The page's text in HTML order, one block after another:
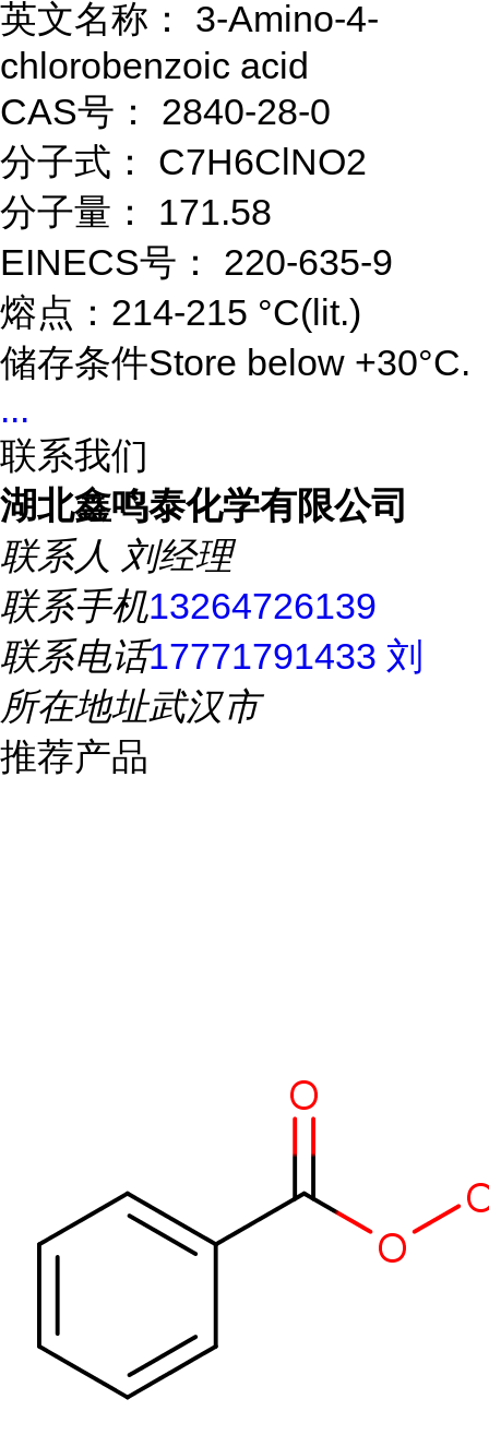
英文名称： 3-Amino-4-
chlorobenzoic acid
CAS号： 2840-28-0
分子式： C7H6ClNO2
分子量： 171.58
EINECS号： 220-635-9
熔点：214-215 °C(lit.)
储存条件Store below +30°C.
...
联系我们
湖北鑫鸣泰化学有限公司
联系人 刘经理
联系手机13264726139
联系电话17771791433 刘
所在地址武汉市
推荐产品